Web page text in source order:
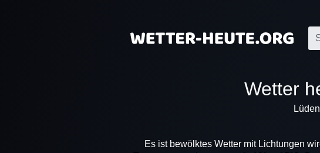
Wetter
Es ist bewölktes Wetter mit Lichtungen